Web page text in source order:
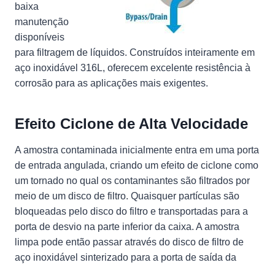
baixa
manutenção
disponíveis
para filtragem de líquidos. Construídos inteiramente em
aço inoxidável 316L, oferecem excelente resistência à
corrosão para as aplicações mais exigentes.
Efeito Ciclone de Alta Velocidade
A amostra contaminada inicialmente entra em uma porta
de entrada angulada, criando um efeito de ciclone como
um tornado no qual os contaminantes são filtrados por
meio de um disco de filtro. Quaisquer partículas são
bloqueadas pelo disco do filtro e transportadas para a
porta de desvio na parte inferior da caixa. A amostra
limpa pode então passar através do disco de filtro de
aço inoxidável sinterizado para a porta de saída da